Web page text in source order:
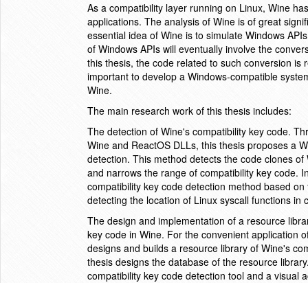
As a compatibility layer running on Linux, Wine
applications. The analysis of Wine is of great
essential idea of Wine is to simulate Windows
of Windows APIs will eventually involve the
this thesis, the code related to such conversion is
important to develop a Windows-compatible
Wine.
The main research work of this thesis includes:
The detection of Wine's compatibility key code.
Wine and ReactOS DLLs, this thesis proposes a
detection. This method detects the code clones
and narrows the range of compatibility key code.
compatibility key code detection method based
detecting the location of Linux syscall functions in
The design and implementation of a resource
key code in Wine. For the convenient application
designs and builds a resource library of Wine's
thesis designs the database of the resource
compatibility key code detection tool and a visual